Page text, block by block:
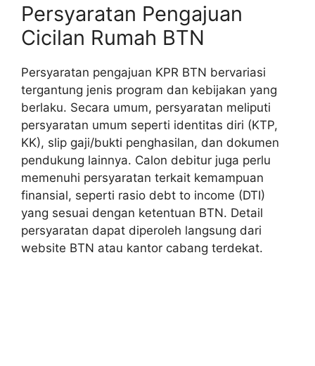
Persyaratan Pengajuan
Cicilan Rumah BTN
Persyaratan pengajuan KPR BTN bervariasi
tergantung jenis program dan kebijakan yang
berlaku. Secara umum, persyaratan meliputi
persyaratan umum seperti identitas diri (KTP,
KK), slip gaji/bukti penghasilan, dan dokumen
pendukung lainnya. Calon debitur juga perlu
memenuhi persyaratan terkait kemampuan
finansial, seperti rasio debt to income (DTI)
yang sesuai dengan ketentuan BTN. Detail
persyaratan dapat diperoleh langsung dari
website BTN atau kantor cabang terdekat.